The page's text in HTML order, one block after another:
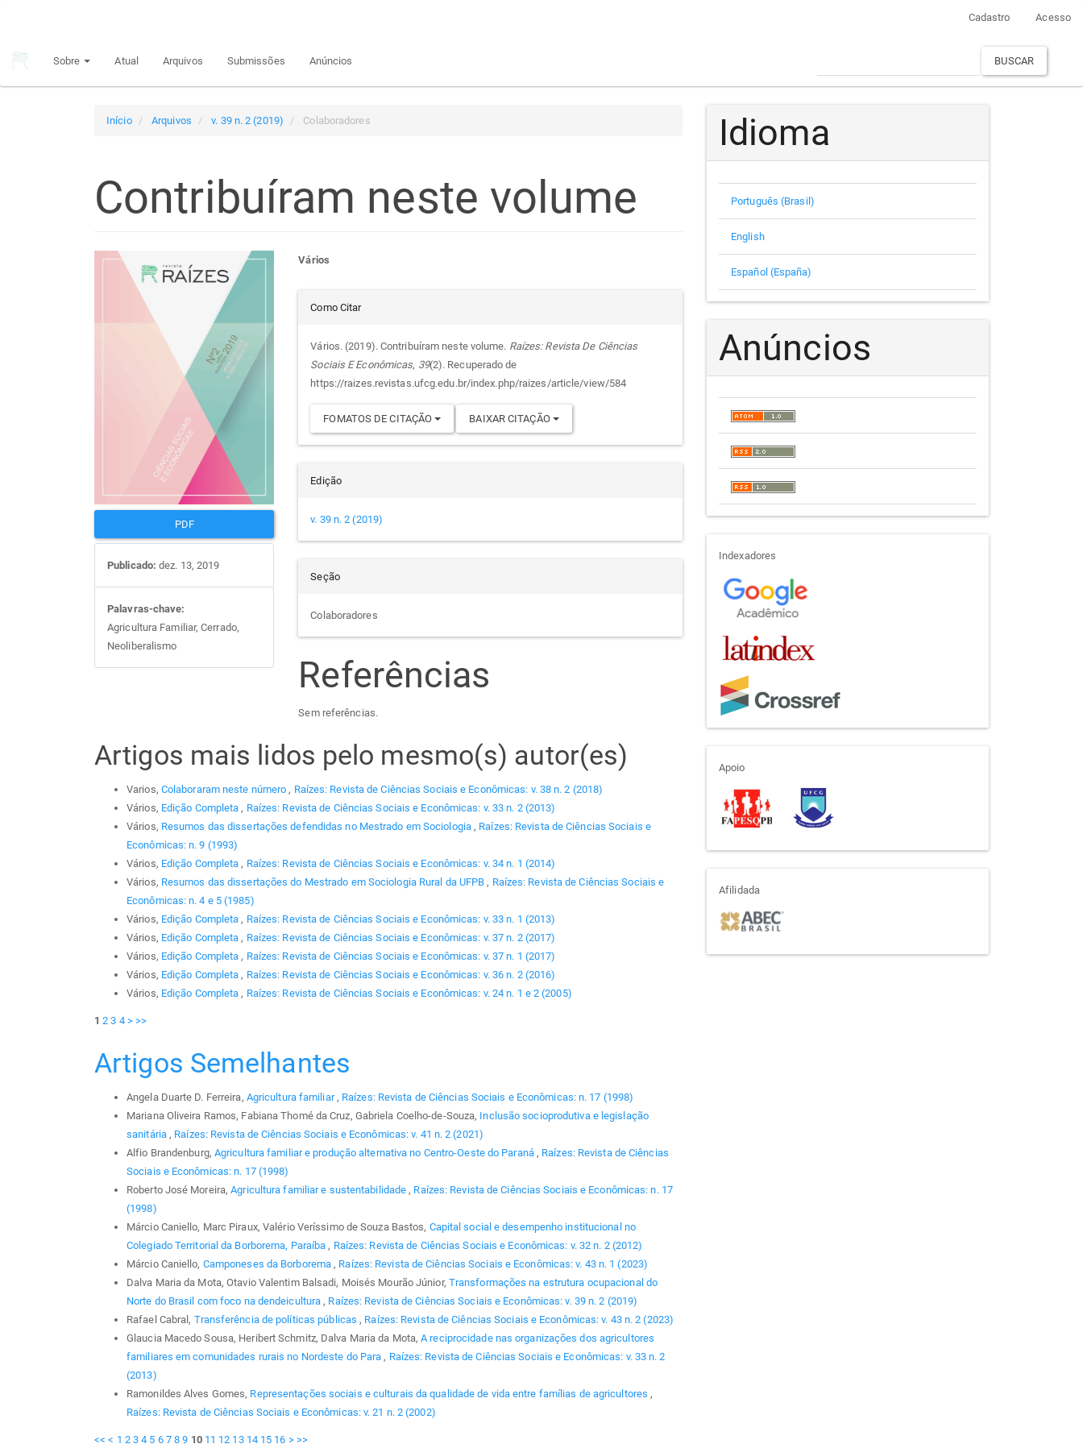
principal
Cadastro Acesso
Sobre Atual Arquivos Submissões Anúncios BUSCAR
Início Arquivos v. 39 n. 2 (2019) Colaboradores
Contribuíram neste volume
Barra
lateral
artigos
PDF
Publicado: dez. 13, 2019
Palavras-chave:
Agricultura Familiar, Cerrado,
Neoliberalismo
Conteúdo
do
artigo
principal
Vários
Detalhes
do
artigo
Como Citar
Vários. (2019). Contribuíram neste volume. Raízes: Revista De Ciências
Sociais E Econômicas, 39(2). Recuperado de
https://raizes.revistas.ufcg.edu.br/index.php/raizes/article/view/584
FOMATOS DE CITAÇÃO BAIXAR CITAÇÃO
Edição
v. 39 n. 2 (2019)
Seção
Colaboradores
Referências
Sem referências.
Artigos mais lidos pelo mesmo(s) autor(es)
Varios, Colaboraram neste número , Raízes: Revista de Ciências Sociais e Econômicas: v. 38 n. 2 (2018)
Vários, Edição Completa , Raízes: Revista de Ciências Sociais e Econômicas: v. 33 n. 2 (2013)
Vários, Resumos das dissertações defendidas no Mestrado em Sociologia , Raízes: Revista de Ciências Sociais e
Econômicas: n. 9 (1993)
Vários, Edição Completa , Raízes: Revista de Ciências Sociais e Econômicas: v. 34 n. 1 (2014)
Vários, Resumos das dissertações do Mestrado em Sociologia Rural da UFPB , Raízes: Revista de Ciências Sociais e
Econômicas: n. 4 e 5 (1985)
Vários, Edição Completa , Raízes: Revista de Ciências Sociais e Econômicas: v. 33 n. 1 (2013)
Vários, Edição Completa , Raízes: Revista de Ciências Sociais e Econômicas: v. 37 n. 2 (2017)
Vários, Edição Completa , Raízes: Revista de Ciências Sociais e Econômicas: v. 37 n. 1 (2017)
Vários, Edição Completa , Raízes: Revista de Ciências Sociais e Econômicas: v. 36 n. 2 (2016)
Vários, Edição Completa , Raízes: Revista de Ciências Sociais e Econômicas: v. 24 n. 1 e 2 (2005)
1 2 3 4 > >>
Artigos Semelhantes
Angela Duarte D. Ferreira, Agricultura familiar , Raízes: Revista de Ciências Sociais e Econômicas: n. 17 (1998)
Mariana Oliveira Ramos, Fabiana Thomé da Cruz, Gabriela Coelho-de-Souza, Inclusão socioprodutiva e legislação
sanitária , Raízes: Revista de Ciências Sociais e Econômicas: v. 41 n. 2 (2021)
Alfio Brandenburg, Agricultura familiar e produção alternativa no Centro-Oeste do Paraná , Raízes: Revista de Ciências
Sociais e Econômicas: n. 17 (1998)
Roberto José Moreira,Agricultura familiar e sustentabilidade , Raízes: Revista de Ciências Sociais e Econômicas: n. 17
(1998)
Márcio Caniello, Marc Piraux, Valério Veríssimo de Souza Bastos, Capital social e desempenho institucional no
Colegiado Territorial da Borborema, Paraíba , Raízes: Revista de Ciências Sociais e Econômicas: v. 32 n. 2 (2012)
Márcio Caniello, Camponeses da Borborema , Raízes: Revista de Ciências Sociais e Econômicas: v. 43 n. 1 (2023)
Dalva Maria da Mota, Otavio Valentim Balsadi, Moisés Mourão Júnior, Transformações na estrutura ocupacional do
Norte do Brasil com foco na dendeicultura , Raízes: Revista de Ciências Sociais e Econômicas: v. 39 n. 2 (2019)
Rafael Cabral, Transferência de políticas públicas , Raízes: Revista de Ciências Sociais e Econômicas: v. 43 n. 2 (2023)
Glaucia Macedo Sousa, Heribert Schmitz, Dalva Maria da Mota,A reciprocidade nas organizações dos agricultores
familiares em comunidades rurais no Nordeste do Para , Raízes: Revista de Ciências Sociais e Econômicas: v. 33 n. 2
(2013)
Ramonildes Alves Gomes, Representações sociais e culturais da qualidade de vida entre famílias de agricultores ,
Raízes: Revista de Ciências Sociais e Econômicas: v. 21 n. 2 (2002)
<< < 1 2 3 4 5 6 7 8 9 10 11 12 13 14 15 16 > >>
Idioma
Português (Brasil)
English
Español (España)
Anúncios
indexadores
Indexadores
apoio
Apoio
afiliada
Afilidada